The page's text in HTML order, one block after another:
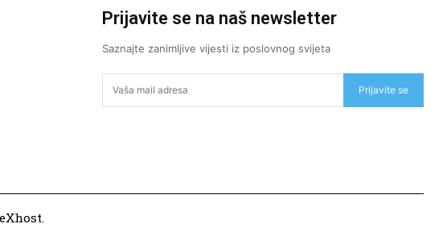
Prijavite se na naš newsletter
Saznajte zanimljive vijesti iz poslovnog svijeta
Prijavite se